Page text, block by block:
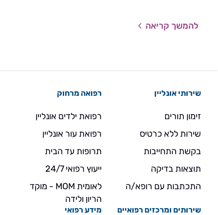
להמשך קריאה
שירותי אונליין
זימון תורים
שירות ללא כרטיס
בקשת התחייבות
תוצאות בדיקה
התכתבות עם רופא/ה
רפואה מרחוק
רפואת ילדים אונליין
רפואת עור אונליין
תרופות עד הבית
ייעוץ רפואי 24/7
לאומית MOM - מוקד
הריון ולידה
שירותים ומרכזים רפואיים מידע רפואי